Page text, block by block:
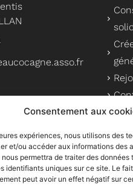
Consentement aux
expériences, nous utilisons des
et/ou accéder aux informations des
permettra de traiter des
identifiants uniques sur ce site. Le
peut avoir un effet négatif sur
Le Réseau